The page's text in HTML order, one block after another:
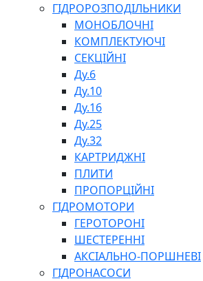
ОЛИВИ
ГЕРМЕТИКИ
ЗМАЗКИ
КЛЕЇ, ЦЕМЕНТИ, ЕПОКСИДКИ
РЕМОНТ ГІДРОЦИЛІНДРІВ
БОРЕКС, ЕО
ГІДРОРОЗПОДІЛЬНИКИ
МОНОБЛОЧНІ
КОМПЛЕКТУЮЧІ
СЕКЦІЙНІ
Ду.6
Ду.10
Ду.16
Ду.25
Ду.32
КАРТРИДЖНІ
ПЛИТИ
ПРОПОРЦІЙНІ
ГІДРОМОТОРИ
ГЕРОТОРОНІ
ШЕСТЕРЕННІ
АКСІАЛЬНО-ПОРШНЕВІ
ГІДРОНАСОСИ